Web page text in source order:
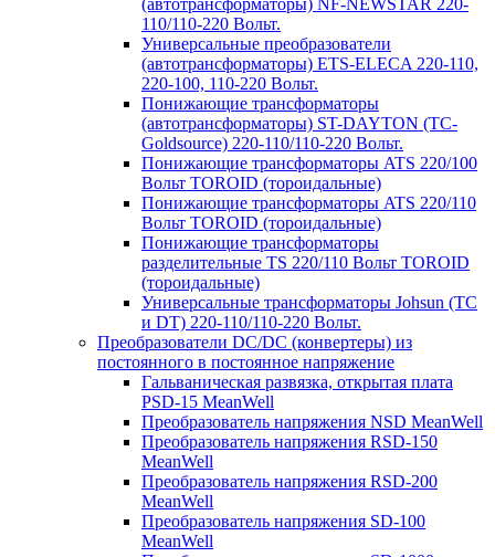
(автотрансформаторы) NF-NEWSTAR 220-
110/110-220 Вольт.
Универсальные преобразователи
(автотрансформаторы) ETS-ELECA 220-110,
220-100, 110-220 Вольт.
Понижающие трансформаторы
(автотрансформаторы) ST-DAYTON (TC-
Goldsource) 220-110/110-220 Вольт.
Понижающие трансформаторы ATS 220/100
Вольт TOROID (тороидальные)
Понижающие трансформаторы ATS 220/110
Вольт TOROID (тороидальные)
Понижающие трансформаторы
разделительные TS 220/110 Вольт TOROID
(тороидальные)
Универсальные трансформаторы Johsun (TС
и DT) 220-110/110-220 Вольт.
Преобразователи DC/DC (конвертеры) из
постоянного в постоянное напряжение
Гальваническая развязка, открытая плата
PSD-15 MeanWell
Преобразователь напряжения NSD MeanWell
Преобразователь напряжения RSD-150
MeanWell
Преобразователь напряжения RSD-200
MeanWell
Преобразователь напряжения SD-100
MeanWell